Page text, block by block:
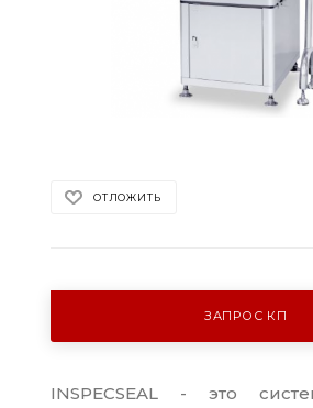
ОТЛОЖИТЬ
ЗАПРОС КП
INSPECSEAL - это